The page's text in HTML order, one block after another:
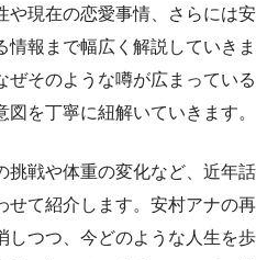
や現在の恋愛事情、さらには安
報まで幅広く解説していきま
ぜそのような噂が広まっている
を丁寧に紐解いていきます。
挑戦や体重の変化など、近年話
せて紹介します。安村アナの再
しつつ、今どのような人生を歩